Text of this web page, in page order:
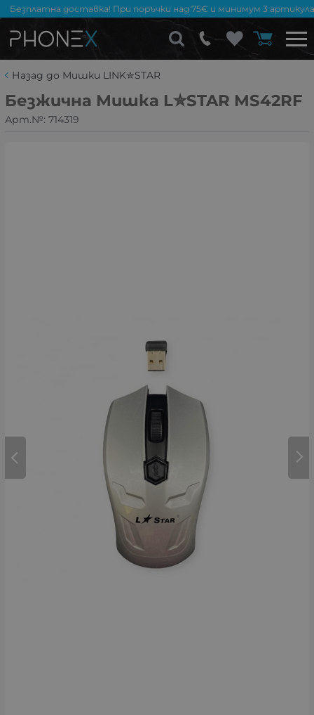
Безплатна доставка! При поръчки над 75€ и минимум 3
Назад до Мишки LINK✮STAR
Безжична Мишка L✮STAR MS42RF
Арт.№: 714319